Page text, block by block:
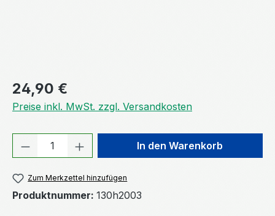
Regulärer Preis:
24,90 €
Preise inkl. MwSt. zzgl. Versandkosten
Produkt Anzahl: Gib denIn den Warenkorb
Zum Merkzettel hinzufügen
Produktnummer: 130h2003